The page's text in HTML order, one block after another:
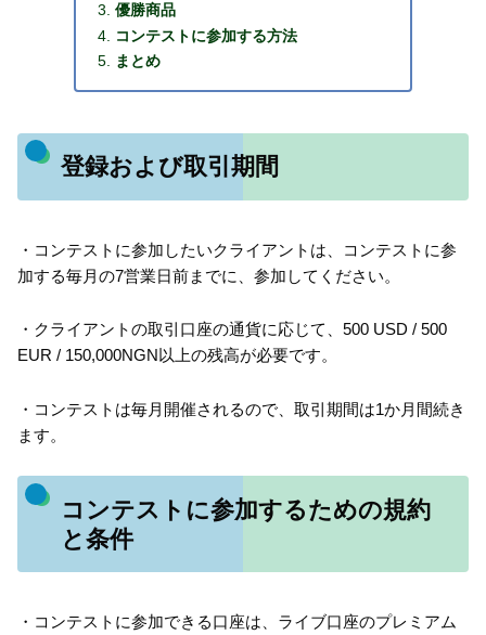
優勝商品
コンテストに参加する方法
まとめ
登録および取引期間
・コンテストに参加したいクライアントは、コンテストに参
加する毎月の7営業日前までに、参加してください。
・クライアントの取引口座の通貨に応じて、500 USD / 500
EUR / 150,000NGN以上の残高が必要です。
・コンテストは毎月開催されるので、取引期間は1か月間続き
ます。
コンテストに参加するための規約
と条件
・コンテストに参加できる口座は、ライブ口座のプレミアム